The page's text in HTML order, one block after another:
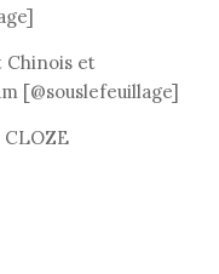
Chinois et
[@souslefeuillage]